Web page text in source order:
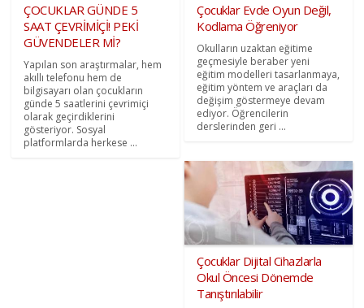
ÇOCUKLAR GÜNDE 5
SAAT ÇEVRİMİÇİ! PEKİ
GÜVENDELER Mİ?
Yapılan son araştırmalar, hem
akıllı telefonu hem de
bilgisayarı olan çocukların
günde 5 saatlerini çevrimiçi
olarak geçirdiklerini
gösteriyor. Sosyal
platformlarda herkese ...
Çocuklar Evde Oyun Değil,
Kodlama Öğreniyor
Okulların uzaktan eğitime
geçmesiyle beraber yeni
eğitim modelleri tasarlanmaya,
eğitim yöntem ve araçları da
değişim göstermeye devam
ediyor. Öğrencilerin
derslerinden geri ...
Çocuklar Dijital Cihazlarla
Okul Öncesi Dönemde
Tanıştırılabilir